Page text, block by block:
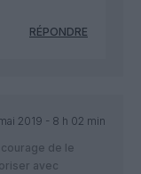
RÉPONDRE
2019 - 8 h 02 min
de le
avec